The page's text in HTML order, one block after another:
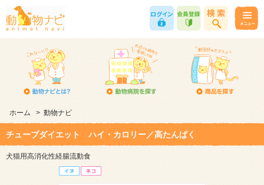
ホーム > 動物ナビ
チューブダイエット ハイ・カロリー／高たんぱく
犬猫用高消化性経腸流動食